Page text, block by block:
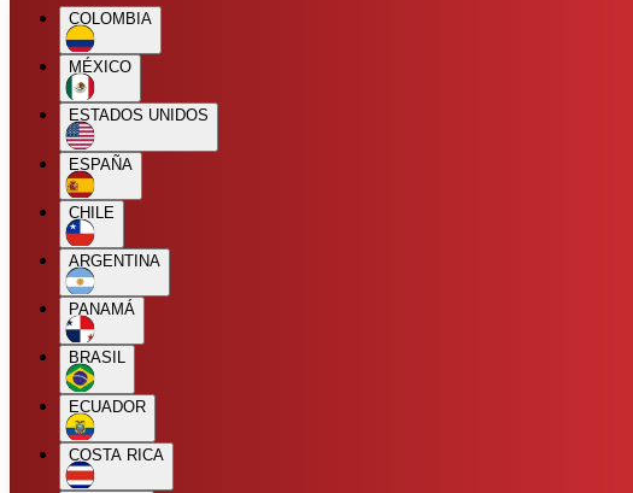
COLOMBIA
MÉXICO
ESTADOS UNIDOS
ESPAÑA
CHILE
ARGENTINA
PANAMÁ
BRASIL
ECUADOR
COSTA RICA